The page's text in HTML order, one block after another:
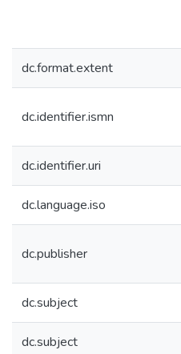
dc.format.extent
dc.identifier.ismn
dc.identifier.uri
dc.language.iso
dc.publisher
dc.subject
dc.subject